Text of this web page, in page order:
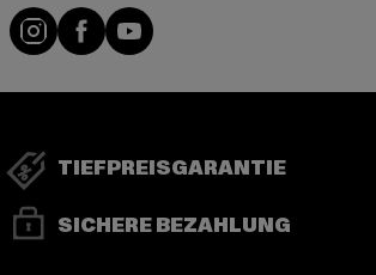
Visit our Instagram page:
Visit our Facebook page:
Visit our YouTube channel:
TIEFPREISGARANTIE
SICHERE BEZAHLUNG